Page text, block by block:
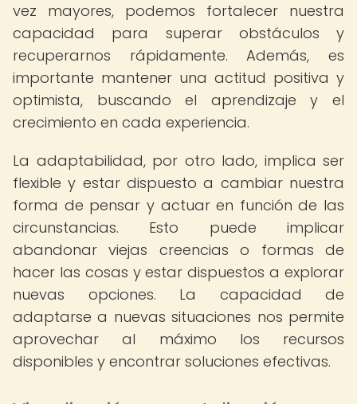
vez mayores, podemos fortalecer nuestra
capacidad para superar obstáculos y
recuperarnos rápidamente. Además, es
importante mantener una actitud positiva y
optimista, buscando el aprendizaje y el
crecimiento en cada experiencia.
La adaptabilidad, por otro lado, implica ser
flexible y estar dispuesto a cambiar nuestra
forma de pensar y actuar en función de las
circunstancias. Esto puede implicar
abandonar viejas creencias o formas de
hacer las cosas y estar dispuestos a explorar
nuevas opciones. La capacidad de
adaptarse a nuevas situaciones nos permite
aprovechar al máximo los recursos
disponibles y encontrar soluciones efectivas.